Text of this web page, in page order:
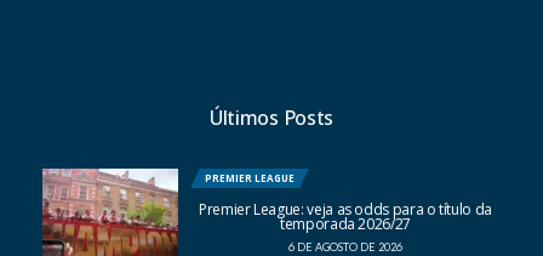
Últimos Posts
PREMIER LEAGUE
Premier League: veja as odds para o título da
temporada 2026/27
6 DE AGOSTO DE 2026